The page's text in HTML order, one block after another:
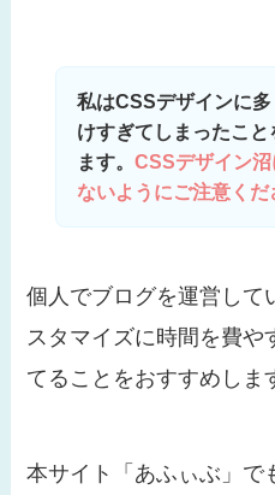
私はCSSデザインに
けすぎてしまったこ
ます。 CSSデザイン
ないようにご注意くだ
個人でブログを運営して
スタマイズに時間を費
てることをおすすめしま
本サイト「あふぃぶ」で